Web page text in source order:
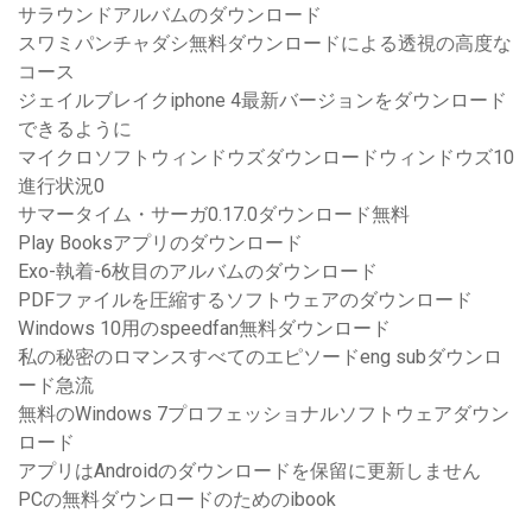
サラウンドアルバムのダウンロード
スワミパンチャダシ無料ダウンロードによる透視の高度な
コース
ジェイルブレイクiphone 4最新バージョンをダウンロード
できるように
マイクロソフトウィンドウズダウンロードウィンドウズ10
進行状況0
サマータイム・サーガ0.17.0ダウンロード無料
Play Booksアプリのダウンロード
Exo-執着-6枚目のアルバムのダウンロード
PDFファイルを圧縮するソフトウェアのダウンロード
Windows 10用のspeedfan無料ダウンロード
私の秘密のロマンスすべてのエピソードeng subダウンロ
ード急流
無料のWindows 7プロフェッショナルソフトウェアダウン
ロード
アプリはAndroidのダウンロードを保留に更新しません
PCの無料ダウンロードのためのibook